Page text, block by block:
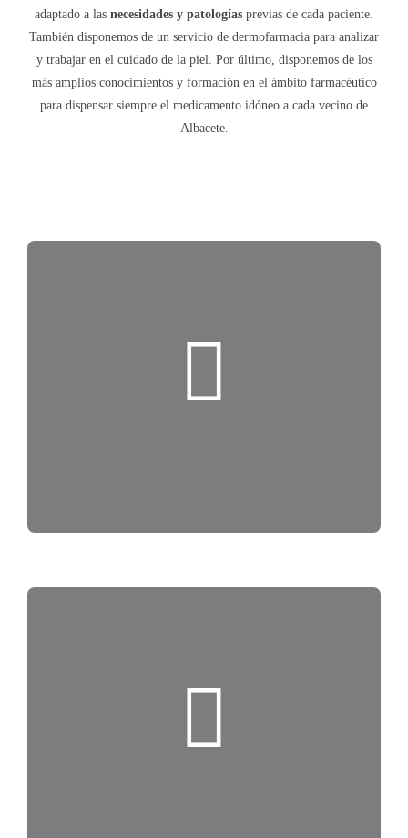
adaptado a las necesidades y patologías previas de cada paciente.
También disponemos de un servicio de dermofarmacia para analizar
y trabajar en el cuidado de la piel. Por último, disponemos de los
más amplios conocimientos y formación en el ámbito farmacéutico
para dispensar siempre el medicamento idóneo a cada vecino de
Albacete.